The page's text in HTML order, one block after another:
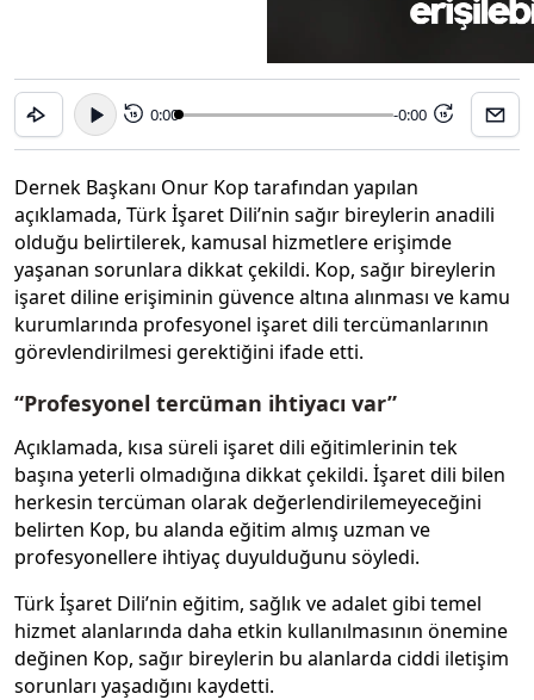
15 0:00 -0:00 15
Dernek Başkanı Onur Kop tarafından yapılan
açıklamada, Türk İşaret Dili’nin sağır bireylerin anadili
olduğu belirtilerek, kamusal hizmetlere erişimde
yaşanan sorunlara dikkat çekildi. Kop, sağır bireylerin
işaret diline erişiminin güvence altına alınması ve kamu
kurumlarında profesyonel işaret dili tercümanlarının
görevlendirilmesi gerektiğini ifade etti.
“Profesyonel tercüman ihtiyacı var”
Açıklamada, kısa süreli işaret dili eğitimlerinin tek
başına yeterli olmadığına dikkat çekildi. İşaret dili bilen
herkesin tercüman olarak değerlendirilemeyeceğini
belirten Kop, bu alanda eğitim almış uzman ve
profesyonellere ihtiyaç duyulduğunu söyledi.
Türk İşaret Dili’nin eğitim, sağlık ve adalet gibi temel
hizmet alanlarında daha etkin kullanılmasının önemine
değinen Kop, sağır bireylerin bu alanlarda ciddi iletişim
sorunları yaşadığını kaydetti.